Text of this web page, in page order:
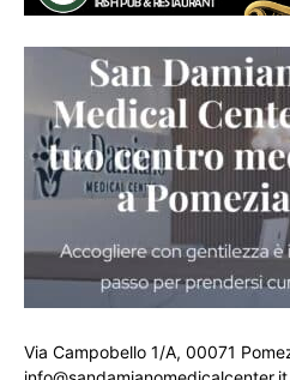
Via Campobello 1/A, 00071